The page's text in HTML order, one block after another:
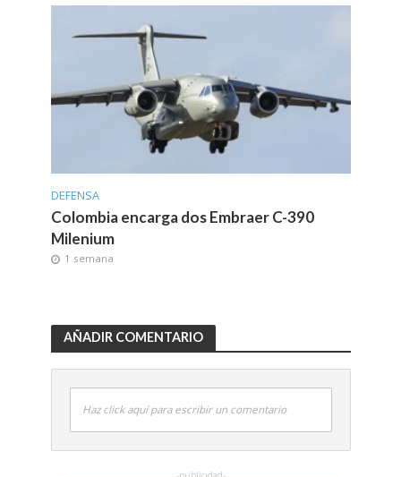
DEFENSA
Colombia encarga dos Embraer C-390
Milenium
1 semana
AÑADIR COMENTARIO
Haz click aquí para escribir un comentario